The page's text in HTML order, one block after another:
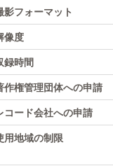
影フォーマット
像度
録時間
作権管理団体への申請
コード会社への申請
用地域の制限